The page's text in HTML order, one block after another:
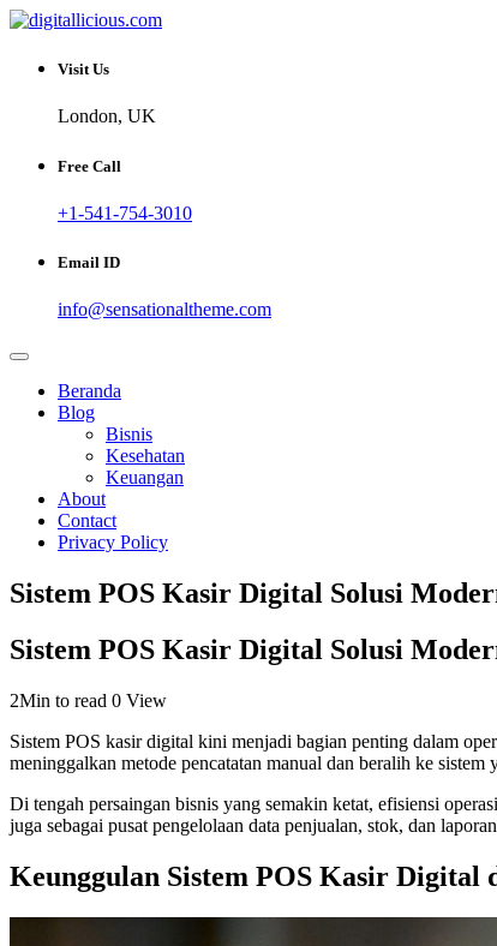
Skip
content
digitallicious.com
Sharing Digital Information
Visit Us
London, UK
Free Call
+1-541-754-3010
Email ID
info@sensationaltheme.com
Beranda
Blog
Bisnis
Kesehatan
Keuangan
About
Contact
Privacy Policy
Sistem POS Kasir Digital Solusi
Sistem POS Kasir Digital Solusi
2Min to read 0 View
Sistem POS kasir digital kini menjadi bagian penting dalam
meninggalkan metode pencatatan manual dan beralih ke
Di tengah persaingan bisnis yang semakin ketat, efisiensi
juga sebagai pusat pengelolaan data penjualan, stok, dan
Keunggulan Sistem POS Kasir Digital